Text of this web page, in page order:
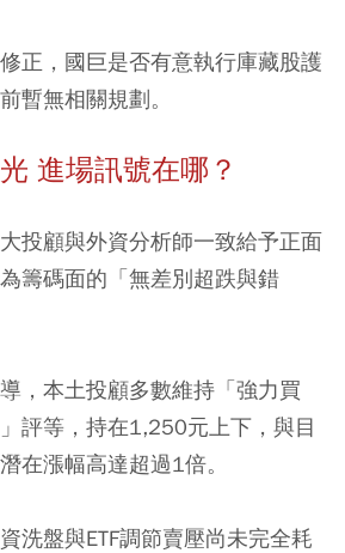
正，國巨是否有意執行庫藏股護
暫無相關規劃。
進場訊號在哪？
投顧與外資分析師一致給予正面
籌碼面的「無差別超跌與錯
，本土投顧多數維持「強力買
評等，持在1,250元上下，與目
在漲幅高達超過1倍。
洗盤與ETF調節賣壓尚未完全耗